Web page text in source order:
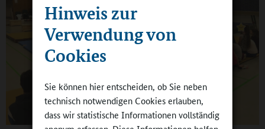
Hinweis zur
Verwendung von
Cookies
Sie können hier entscheiden, ob Sie neben
technisch notwendigen Cookies erlauben,
dass wir statistische Informationen vollständig